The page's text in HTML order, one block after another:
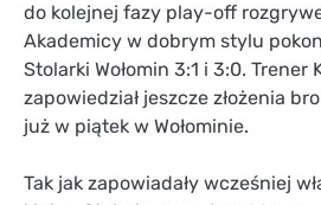
do kolejnej fazy play-off
Akademicy w dobrym stylu
Stolarki Wołomin 3:1 i 3:0.
zapowiedział jeszcze złożenia
już w piątek w Wołominie.
Tak jak zapowiadały wcześniej